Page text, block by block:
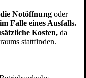
werden. Je nach
Öffnung (hinter der
der Leibung),
Garagentor)
an der Seite
Notöffnung oder
Falle eines Ausfalls.
Kosten, da
stattfinden.